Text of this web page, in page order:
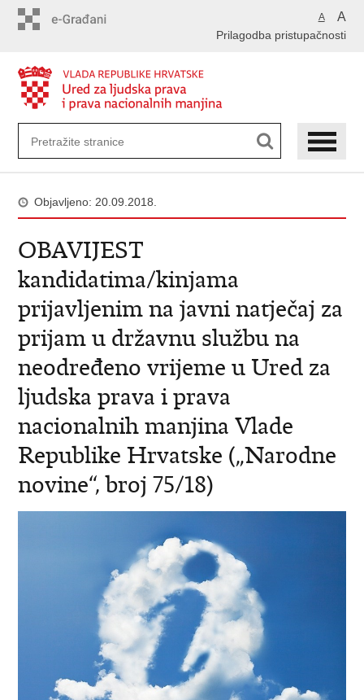
A A
Prilagodba pristupačnosti
Objavljeno: 20.09.2018.
OBAVIJEST
kandidatima/kinjama
prijavljenim na javni natječaj za
prijam u državnu službu na
neodređeno vrijeme u Ured za
ljudska prava i prava
nacionalnih manjina Vlade
Republike Hrvatske („Narodne
novine“, broj 75/18)